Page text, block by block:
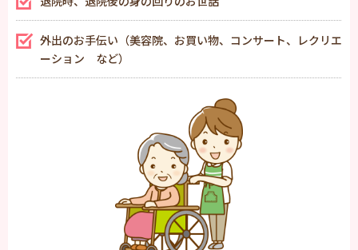
外出のお手伝い（美容院、お買い物、コンサート、レクリエ
ーション など）